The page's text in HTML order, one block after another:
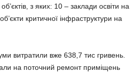
з яких: 10 – заклади освіти на
критичної інфраструктури на
витратили вже 638,7 тис гривень.
на поточний ремонт приміщень